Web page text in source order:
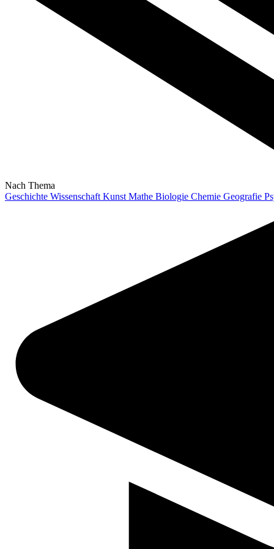
Nach Thema
Geschichte Wissenschaft Kunst Mathe Biologie Chemie Geografie